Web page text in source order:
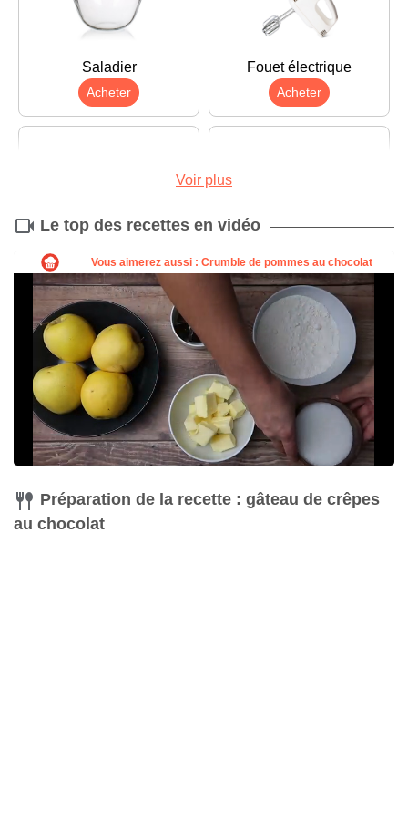
Saladier
Acheter
Fouet électrique
Acheter
Acheter Acheter
Louche
Acheter
Fouet
Voir plus
Le top des recettes en vidéo
Préparation de la recette : gâteau de crêpes
au chocolat